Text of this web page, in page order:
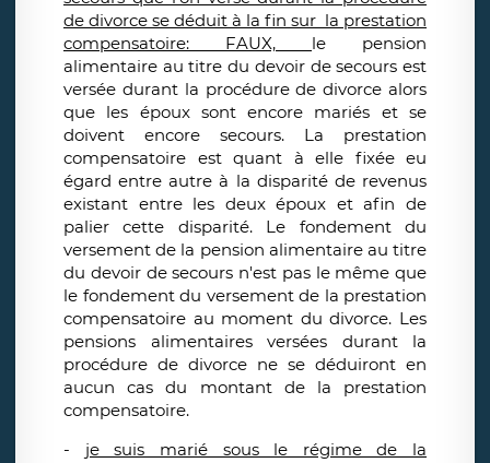
de divorce se déduit à la fin sur la prestation
compensatoire: FAUX, le pension
alimentaire au titre du devoir de secours est
versée durant la procédure de divorce alors
que les époux sont encore mariés et se
doivent encore secours. La prestation
compensatoire est quant à elle fixée eu
égard entre autre à la disparité de revenus
existant entre les deux époux et afin de
palier cette disparité. Le fondement du
versement de la pension alimentaire au titre
du devoir de secours n'est pas le même que
le fondement du versement de la prestation
compensatoire au moment du divorce. Les
pensions alimentaires versées durant la
procédure de divorce ne se déduiront en
aucun cas du montant de la prestation
compensatoire.
- je suis marié sous le régime de la